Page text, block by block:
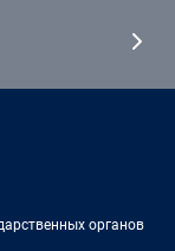
органов